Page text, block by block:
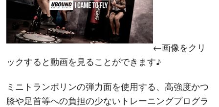
←画像をクリ
ックすると動画を見ることができます♪
ミニトランポリンの弾力面を使用する、高強度かつ
膝や足首等への負担の少ないトレーニングプログラ